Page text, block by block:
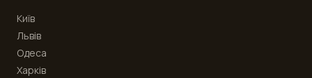
Київ
Львів
Одеса
Харків